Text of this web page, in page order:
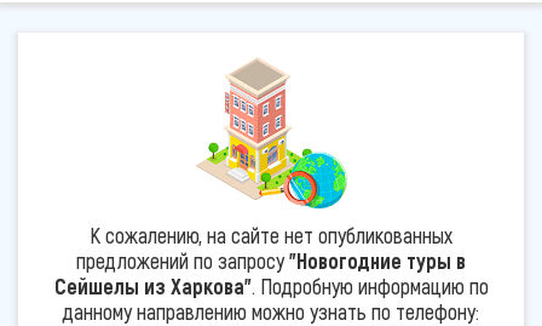
К сожалению, на сайте нет опубликованных
предложений по запросу"Новогодние туры в
Сейшелы из Харкова". Подробную информацию по
данному направлению можно узнать по телефону: